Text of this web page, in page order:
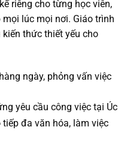
riêng cho từng học viên,
lúc mọi nơi. Giáo trình
thức thiết yếu cho
ngày, phỏng vấn việc
yêu cầu công việc tại Úc
đa văn hóa, làm việc